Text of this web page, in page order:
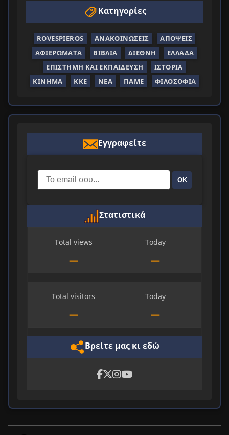
Κατηγορίες
ROVESPIEROS ΑΝΑΚΟΙΝΏΣΕΙΣ
ΑΠΌΨΕΙΣ
ΑΦΙΕΡΏΜΑΤΑ
ΒΙΒΛΊΑ ΔΙΕΘΝΉ
ΕΛΛΆΔΑ
ΕΠΙΣΤΉΜΗ ΚΑΙ ΕΚΠΑΊΔΕΥΣΗ
ΙΣΤΟΡΊΑ
ΚΊΝΗΜΑ
ΚΚΕ ΝΈΑ ΠΑΜΕ ΦΙΛΟΣΟΦΊΑ
Εγγραφείτε
ΟΚ
Στατιστικά
Total views
—
Today
—
Total visitors
—
Today
—
Βρείτε μας κι εδώ